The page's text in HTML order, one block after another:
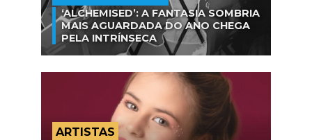
‘ALCHEMISED’: A FANTASIA SOMBRIA
MAIS AGUARDADA DO ANO CHEGA
PELA INTRÍNSECA
ARTISTAS